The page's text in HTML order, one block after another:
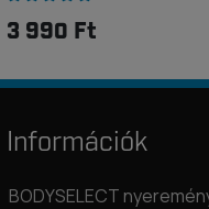
3 990 Ft
Információk
BODYSELECT